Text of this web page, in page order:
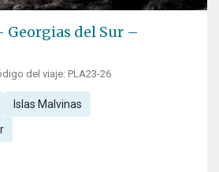
Georgias del Sur –
del viaje: PLA23-26
Islas Malvinas